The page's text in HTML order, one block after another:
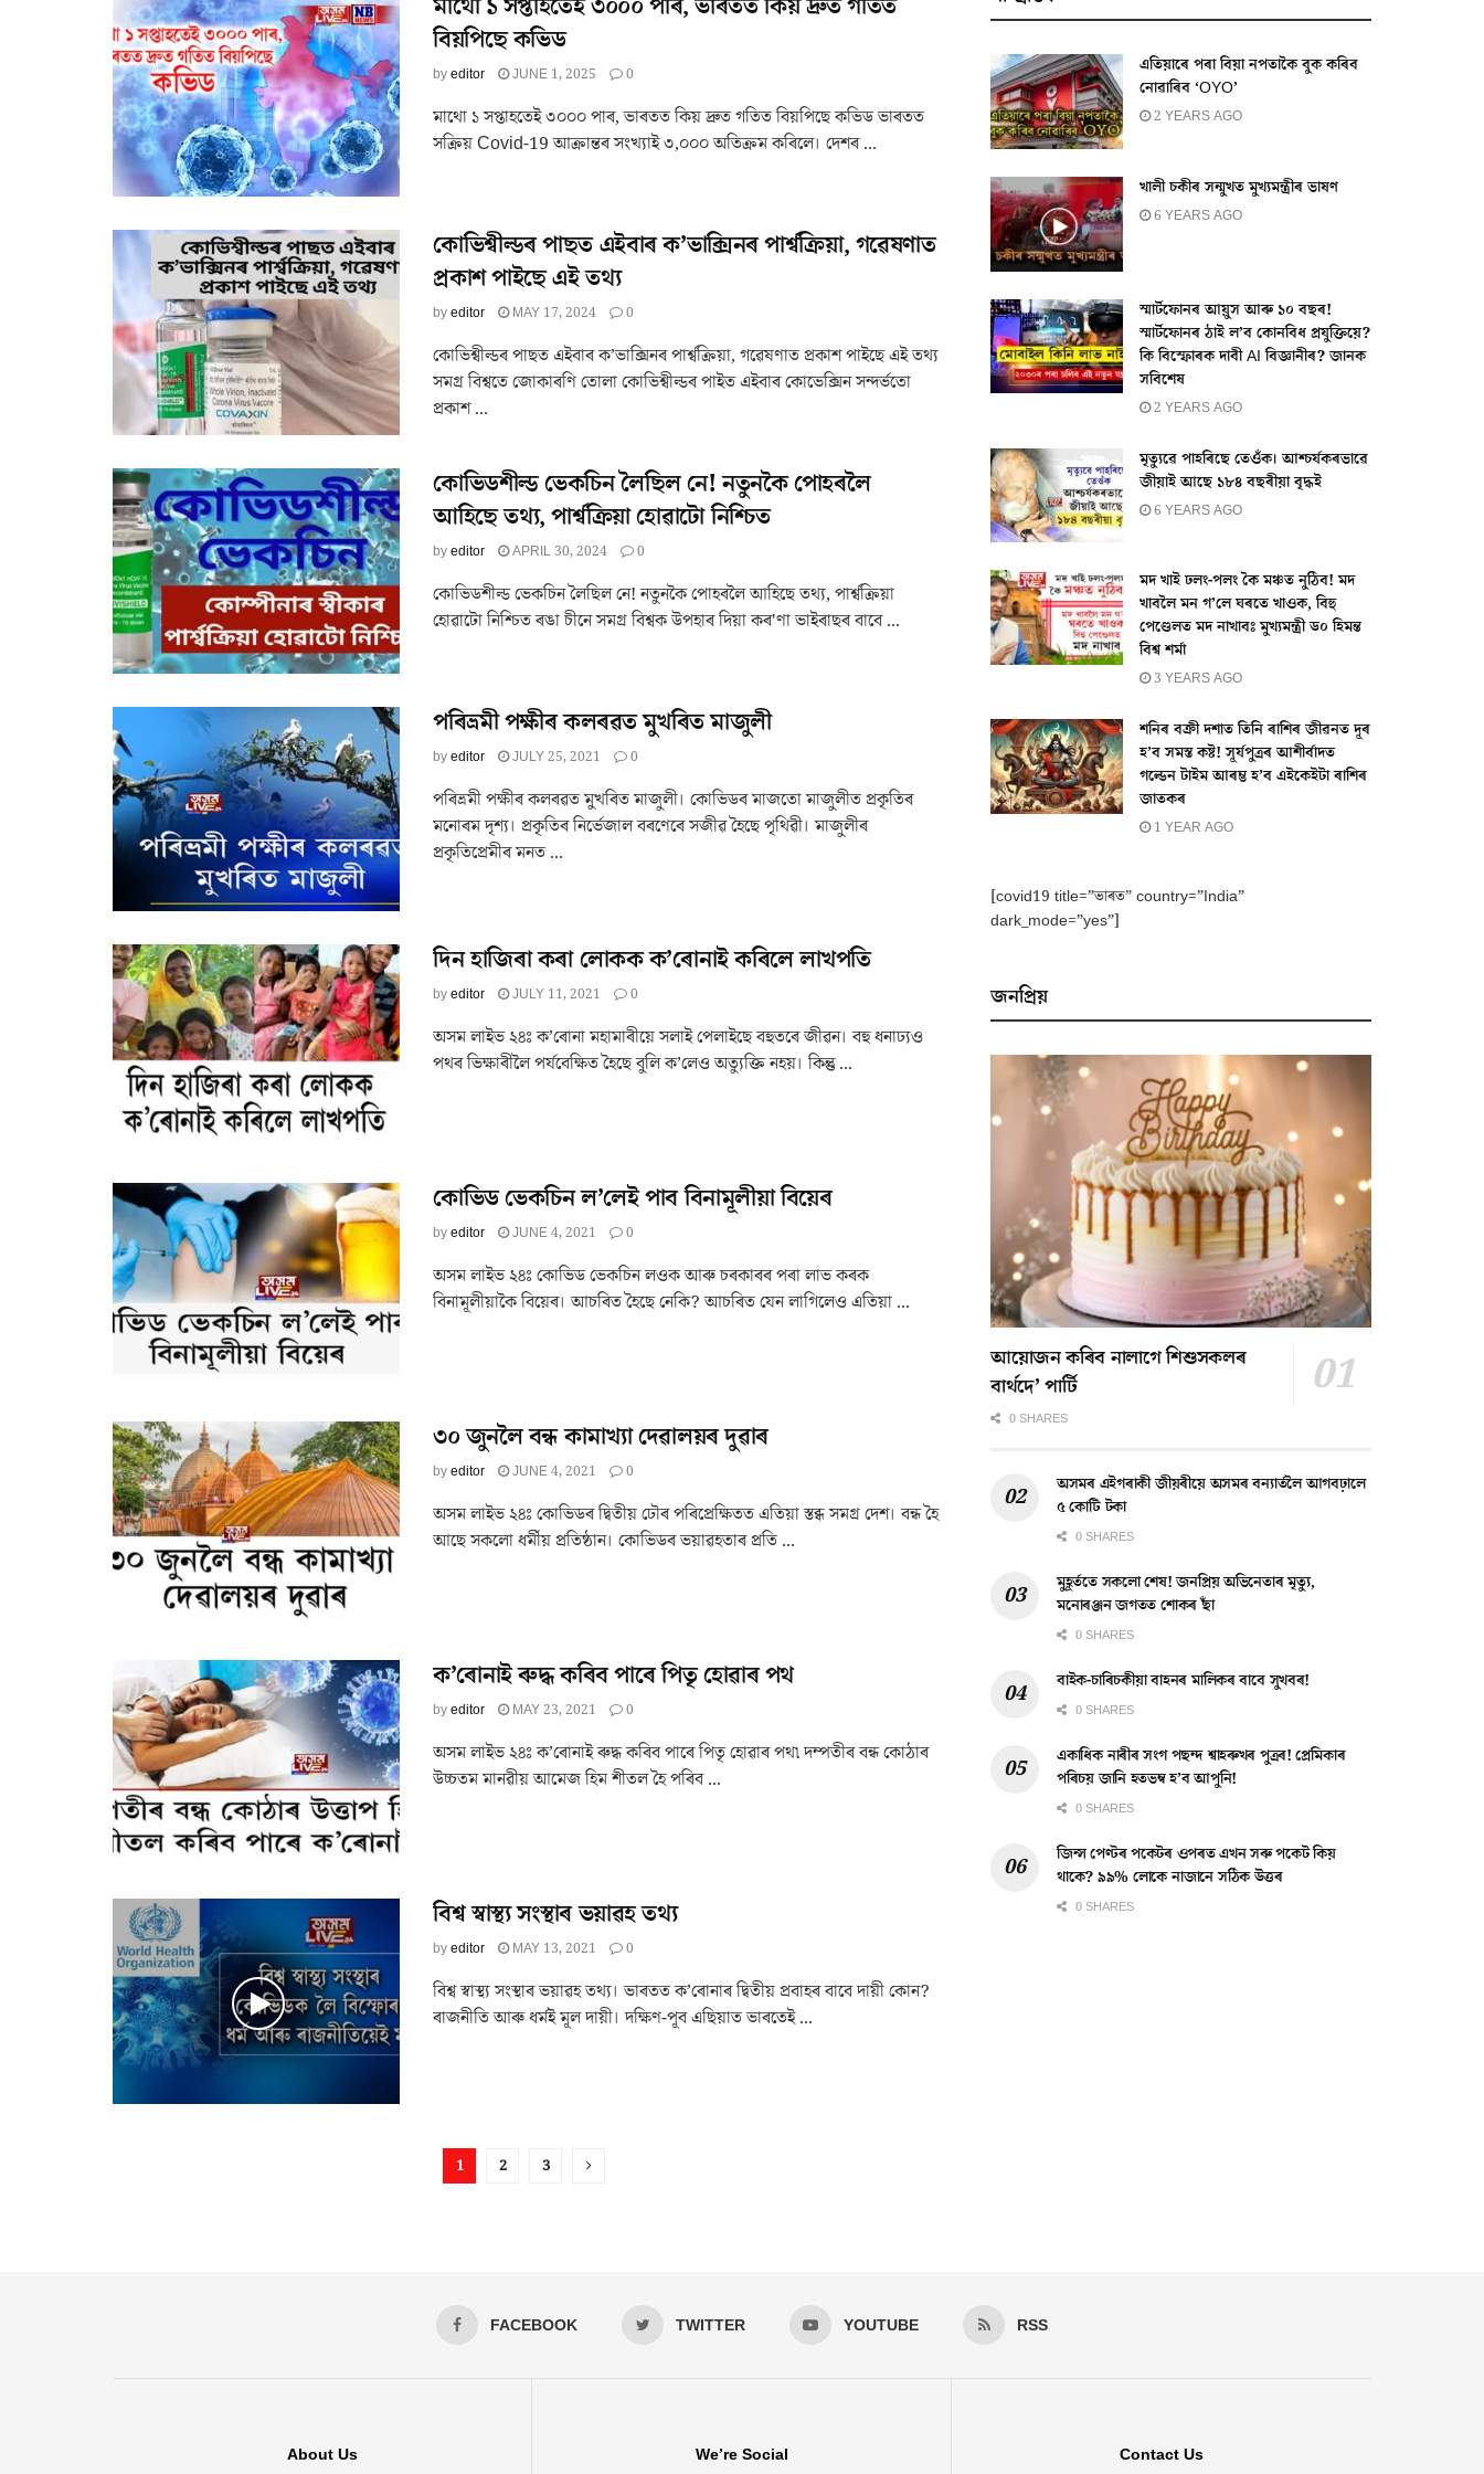
মাথো ১ সপ্তাহতেই ৩০০০ পাৰ, ভাৰতত কিয় দ্ৰুত গতিত
বিয়পিছে কভিড
byeditor JUNE 1, 2025 0
মাথো ১ সপ্তাহতেই ৩০০০ পাৰ, ভাৰতত কিয় দ্ৰুত গতিত বিয়পিছে কভিড ভাৰতত
সক্ৰিয় Covid-19 আক্ৰান্তৰ সংখ্যাই ৩,০০০ অতিক্ৰম কৰিলে। দেশৰ ...
কোভিশ্বীল্ডৰ পাছত এইবাৰ ক’ভাক্সিনৰ পাৰ্শ্বক্ৰিয়া, গৱেষণাত
প্ৰকাশ পাইছে এই তথ্য
byeditor MAY 17, 2024 0
কোভিশ্বীল্ডৰ পাছত এইবাৰ ক’ভাক্সিনৰ পাৰ্শ্বক্ৰিয়া, গৱেষণাত প্ৰকাশ পাইছে এই তথ্য
সমগ্ৰ বিশ্বতে জোকাৰণি তোলা কোভিশ্বীল্ডৰ পাইত এইবাৰ কোভেক্সিন সন্দৰ্ভতো
প্ৰকাশ ...
কোভিডশীল্ড ভেকচিন লৈছিল নে! নতুনকৈ পোহৰলৈ
আহিছে তথ্য, পাৰ্শ্বক্ৰিয়া হোৱাটো নিশ্চিত
byeditor APRIL 30, 2024 0
কোভিডশীল্ড ভেকচিন লৈছিল নে! নতুনকৈ পোহৰলৈ আহিছে তথ্য, পাৰ্শ্বক্ৰিয়া
হোৱাটো নিশ্চিত ৰঙা চীনে সমগ্ৰ বিশ্বক উপহাৰ দিয়া কৰ'ণা ভাইৰাছৰ বাবে ...
পৰিভ্ৰমী পক্ষীৰ কলৰৱত মুখৰিত মাজুলী
byeditor JULY 25, 2021 0
পৰিভ্ৰমী পক্ষীৰ কলৰৱত মুখৰিত মাজুলী। কোভিডৰ মাজতো মাজুলীত প্ৰকৃতিৰ
মনোৰম দৃশ্য। প্ৰকৃতিৰ নিৰ্ভেজাল বৰণেৰে সজীৱ হৈছে পৃথিৱী। মাজুলীৰ
প্ৰকৃতিপ্ৰেমীৰ মনত ...
দিন হাজিৰা কৰা লোকক ক’ৰোনাই কৰিলে লাখপতি
byeditor JULY 11, 2021 0
অসম লাইভ ২৪ঃ ক’ৰোনা মহামাৰীয়ে সলাই পেলাইছে বহুতৰে জীৱন। বহু ধনাঢ্যও
পথৰ ভিক্ষাৰীলৈ পৰ্যবেক্ষিত হৈছে বুলি ক’লেও অত্যুক্তি নহয়। কিন্তু ...
কোভিড ভেকচিন ল’লেই পাব বিনামূলীয়া বিয়েৰ
byeditor JUNE 4, 2021 0
অসম লাইভ ২৪ঃ কোভিড ভেকচিন লওক আৰু চৰকাৰৰ পৰা লাভ কৰক
বিনামূলীয়াকৈ বিয়েৰ। আচৰিত হৈছে নেকি? আচৰিত যেন লাগিলেও এতিয়া ...
৩০ জুনলৈ বন্ধ কামাখ্যা দেৱালয়ৰ দুৱাৰ
byeditor JUNE 4, 2021 0
অসম লাইভ ২৪ঃ কোভিডৰ দ্বিতীয় ঢৌৰ পৰিপ্ৰেক্ষিতত এতিয়া স্তব্ধ সমগ্ৰ দেশ। বন্ধ হৈ
আছে সকলো ধৰ্মীয় প্ৰতিষ্ঠান। কোভিডৰ ভয়াৱহতাৰ প্ৰতি ...
ক’ৰোনাই ৰুদ্ধ কৰিব পাৰে পিতৃ হোৱাৰ পথ
byeditor MAY 23, 2021 0
অসম লাইভ ২৪ঃ ক’ৰোনাই ৰুদ্ধ কৰিব পাৰে পিতৃ হোৱাৰ পথ৷ দম্পতীৰ বন্ধ কোঠাৰ
উচ্চতম মানৱীয় আমেজ হিম শীতল হৈ পৰিব ...
বিশ্ব স্বাস্থ্য সংস্থাৰ ভয়াৱহ তথ্য
byeditor MAY 13, 2021 0
বিশ্ব স্বাস্থ্য সংস্থাৰ ভয়াৱহ তথ্য। ভাৰতত ক’ৰোনাৰ দ্বিতীয় প্ৰবাহৰ বাবে দায়ী কোন?
ৰাজনীতি আৰু ধর্মই মূল দায়ী। দক্ষিণ-পূব এছিয়াত ভাৰতেই ...
1 2 3
এতিয়াৰে পৰা বিয়া নপতাকৈ বুক কৰিব
নোৱাৰিব ‘OYO’
2 YEARS AGO
খালী চকীৰ সন্মুখত মুখ্যমন্ত্ৰীৰ ভাষণ
6 YEARS AGO
স্মাৰ্টফোনৰ আয়ুস আৰু ১০ বছৰ!
স্মাৰ্টফোনৰ ঠাই ল’ব কোনবিধ প্ৰযুক্তিয়ে?
কি বিস্ফোৰক দাবী AI বিজ্ঞানীৰ? জানক
সবিশেষ
2 YEARS AGO
মৃত্যুৱে পাহৰিছে তেওঁক। আশ্চর্যকৰভাৱে
জীয়াই আছে ১৮৪ বছৰীয়া বৃদ্ধই
6 YEARS AGO
মদ খাই ঢলং-পলং কৈ মঞ্চত নুঠিব! মদ
খাবলৈ মন গ’লে ঘৰতে খাওক, বিহু
পেণ্ডেলত মদ নাখাবঃ মুখ্যমন্ত্ৰী ড০ হিমন্ত
বিশ্ব শৰ্মা
3 YEARS AGO
শনিৰ বক্ৰী দশাত তিনি ৰাশিৰ জীৱনত দূৰ
হ’ব সমস্ত কষ্ট! সূৰ্যপুত্ৰৰ আশীৰ্বাদত
গল্ডেন টাইম আৰম্ভ হ’ব এইকেইটা ৰাশিৰ
জাতকৰ
1 YEAR AGO
[covid19 title=”ভাৰত” country=”India”
dark_mode=”yes”]
জনপ্ৰিয়
আয়োজন কৰিব নালাগে শিশুসকলৰ
বাৰ্থদে’ পাৰ্টি
0 SHARES
অসমৰ এইগৰাকী জীয়ৰীয়ে অসমৰ বন্যাৰ্তলৈ আগবঢ়ালে
৫ কোটি টকা
0 SHARES
মুহূৰ্ততে সকলো শেষ! জনপ্ৰিয় অভিনেতাৰ মৃত্যু,
মনোৰঞ্জন জগতত শোকৰ ছাঁ
0 SHARES
বাইক-চাৰিচকীয়া বাহনৰ মালিকৰ বাবে সুখবৰ!
0 SHARES
একাধিক নাৰীৰ সংগ পছন্দ শ্বাহৰুখৰ পুত্ৰৰ! প্ৰেমিকাৰ
পৰিচয় জানি হতভম্ব হ’ব আপুনি!
0 SHARES
জিন্স পেণ্টৰ পকেটৰ ওপৰত এখন সৰু পকেট কিয়
থাকে? ৯৯% লোকে নাজানে সঠিক উত্তৰ
0 SHARES
FACEBOOK TWITTER YOUTUBE RSS
About Us We’re Social Contact Us